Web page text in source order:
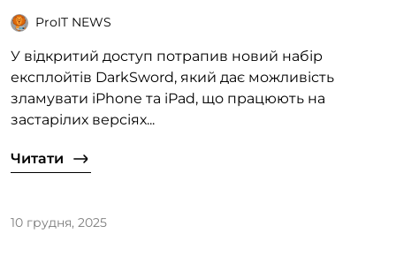
ProIT NEWS
У відкритий доступ потрапив новий набір
експлойтів DarkSword, який дає можливість
зламувати iPhone та iPad, що працюють на
застарілих версіях...
Читати
10 грудня, 2025